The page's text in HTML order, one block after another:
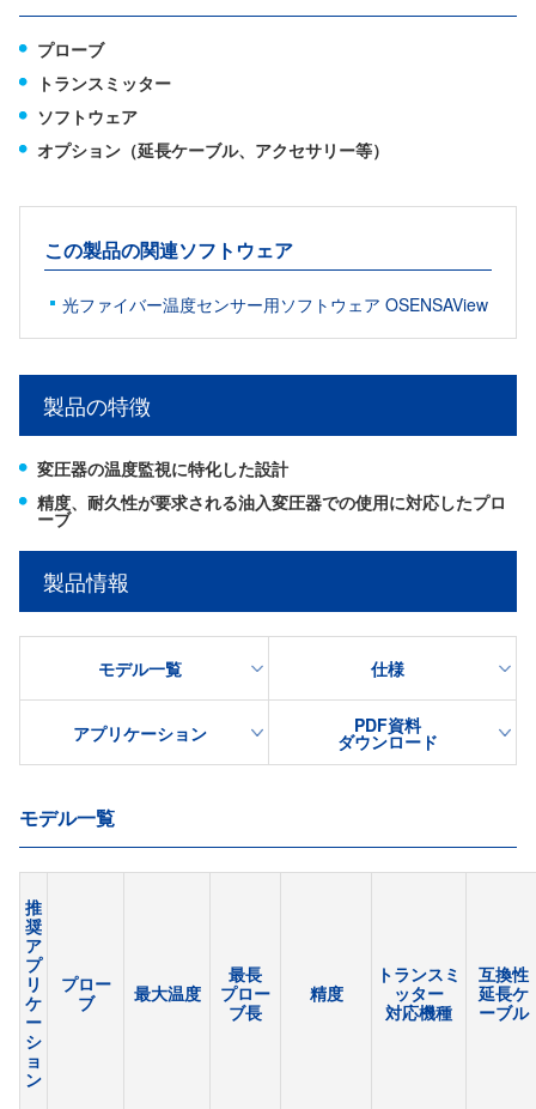
プローブ
トランスミッター
ソフトウェア
オプション（延長ケーブル、アクセサリー等）
この製品の関連ソフトウェア
光ファイバー温度センサー用ソフトウェア OSENSAView
製品の特徴
変圧器の温度監視に特化した設計
精度、耐久性が要求される油入変圧器での使用に対応したプロ
ーブ
製品情報
モデル一覧 仕様
アプリケーション PDF資料
ダウンロード
モデル一覧
推
奨
ア
プ
リ
ケ
ー
シ
ョ
ン
プロー
ブ
最大温度
最長
プロー
ブ長
精度
トランスミ
ッター
対応機種
互換性
延長ケ
ーブル